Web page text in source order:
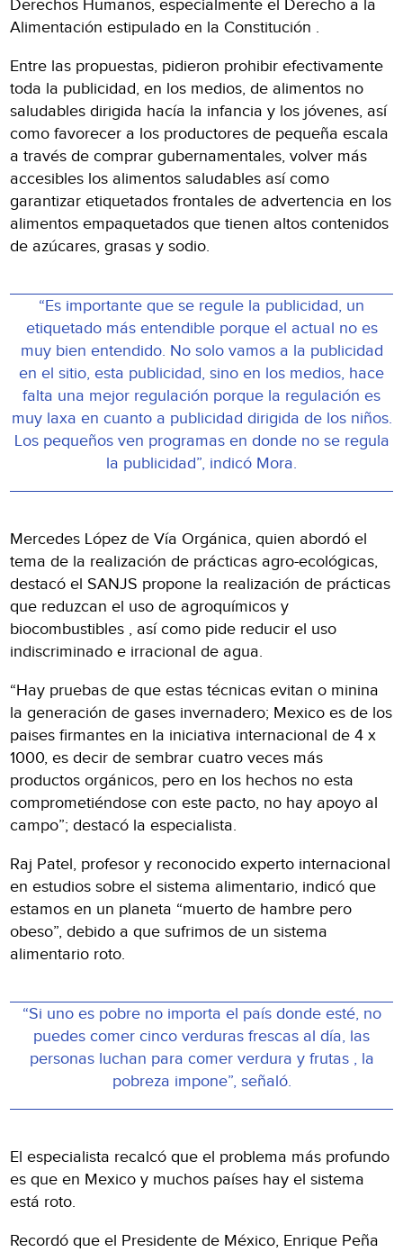
Derechos Humanos, especialmente el Derecho a la
Alimentación estipulado en la Constitución .
Entre las propuestas, pidieron prohibir efectivamente
toda la publicidad, en los medios, de alimentos no
saludables dirigida hacía la infancia y los jóvenes, así
como favorecer a los productores de pequeña escala
a través de comprar gubernamentales, volver más
accesibles los alimentos saludables así como
garantizar etiquetados frontales de advertencia en los
alimentos empaquetados que tienen altos contenidos
de azúcares, grasas y sodio.
“Es importante que se regule la publicidad, un
etiquetado más entendible porque el actual no es
muy bien entendido. No solo vamos a la publicidad
en el sitio, esta publicidad, sino en los medios, hace
falta una mejor regulación porque la regulación es
muy laxa en cuanto a publicidad dirigida de los niños.
Los pequeños ven programas en donde no se regula
la publicidad”, indicó Mora.
Mercedes López de Vía Orgánica, quien abordó el
tema de la realización de prácticas agro-ecológicas,
destacó el SANJS propone la realización de prácticas
que reduzcan el uso de agroquímicos y
biocombustibles , así como pide reducir el uso
indiscriminado e irracional de agua.
“Hay pruebas de que estas técnicas evitan o minina
la generación de gases invernadero; Mexico es de los
paises firmantes en la iniciativa internacional de 4 x
1000, es decir de sembrar cuatro veces más
productos orgánicos, pero en los hechos no esta
comprometiéndose con este pacto, no hay apoyo al
campo”; destacó la especialista.
Raj Patel, profesor y reconocido experto internacional
en estudios sobre el sistema alimentario, indicó que
estamos en un planeta “muerto de hambre pero
obeso”, debido a que sufrimos de un sistema
alimentario roto.
“Si uno es pobre no importa el país donde esté, no
puedes comer cinco verduras frescas al día, las
personas luchan para comer verdura y frutas , la
pobreza impone”, señaló.
El especialista recalcó que el problema más profundo
es que en Mexico y muchos países hay el sistema
está roto.
Recordó que el Presidente de México, Enrique Peña